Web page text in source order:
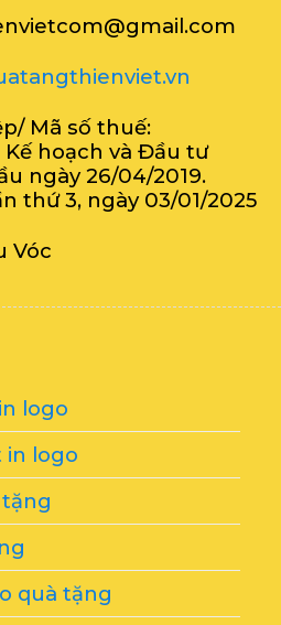
Mã số thuế:
Kế hoạch và Đầu tư
ngày 26/04/2019.
thứ 3, ngày 03/01/2025
Vóc
logo
in logo
quà tặng